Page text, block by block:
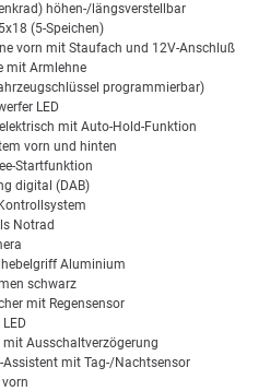
höhen-/längsverstellbar
(5-Speichen)
vorn mit Staufach und 12V-Anschluß
mit Armlehne
programmierbar)
LED
mit Auto-Hold-Funktion
vorn und hinten
Startfunktion
digital (DAB)
Notrad
Aluminium
schwarz
mit Regensensor
mit Ausschaltverzögerung
Assistent mit Tag-/Nachtsensor